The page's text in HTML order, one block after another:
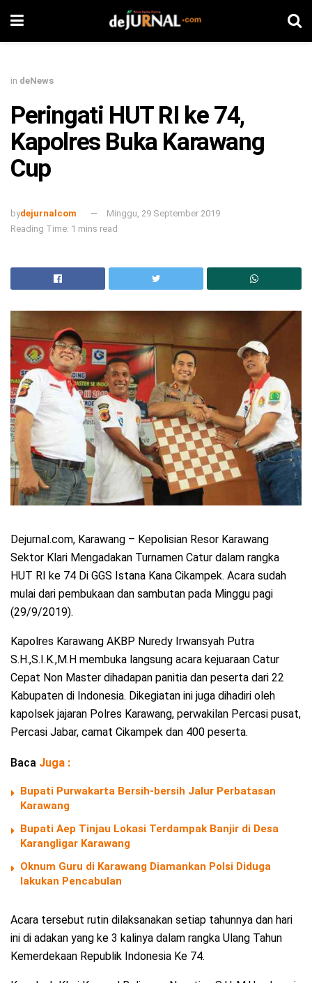
in deNews
Peringati HUT RI ke 74,
Kapolres Buka Karawang
Cup
bydejurnalcom
Minggu, 29 September 2019
Reading Time: 1 mins read
Dejurnal.com, Karawang – Kepolisian Resor Karawang
Sektor Klari Mengadakan Turnamen Catur dalam rangka
HUT RI ke 74 Di GGS Istana Kana Cikampek. Acara sudah
mulai dari pembukaan dan sambutan pada Minggu pagi
(29/9/2019).
Kapolres Karawang AKBP Nuredy Irwansyah Putra
S.H.,S.I.K.,M.H membuka langsung acara kejuaraan Catur
Cepat Non Master dihadapan panitia dan peserta dari 22
Kabupaten di Indonesia. Dikegiatan ini juga dihadiri oleh
kapolsek jajaran Polres Karawang, perwakilan Percasi pusat,
Percasi Jabar, camat Cikampek dan 400 peserta.
Baca Juga :
Bupati Purwakarta Bersih-bersih Jalur Perbatasan
Karawang
Bupati Aep Tinjau Lokasi Terdampak Banjir di Desa
Karangligar Karawang
Oknum Guru di Karawang Diamankan Polsi Diduga
lakukan Pencabulan
Acara tersebut rutin dilaksanakan setiap tahunnya dan hari
ini di adakan yang ke 3 kalinya dalam rangka Ulang Tahun
Kemerdekaan Republik Indonesia Ke 74.